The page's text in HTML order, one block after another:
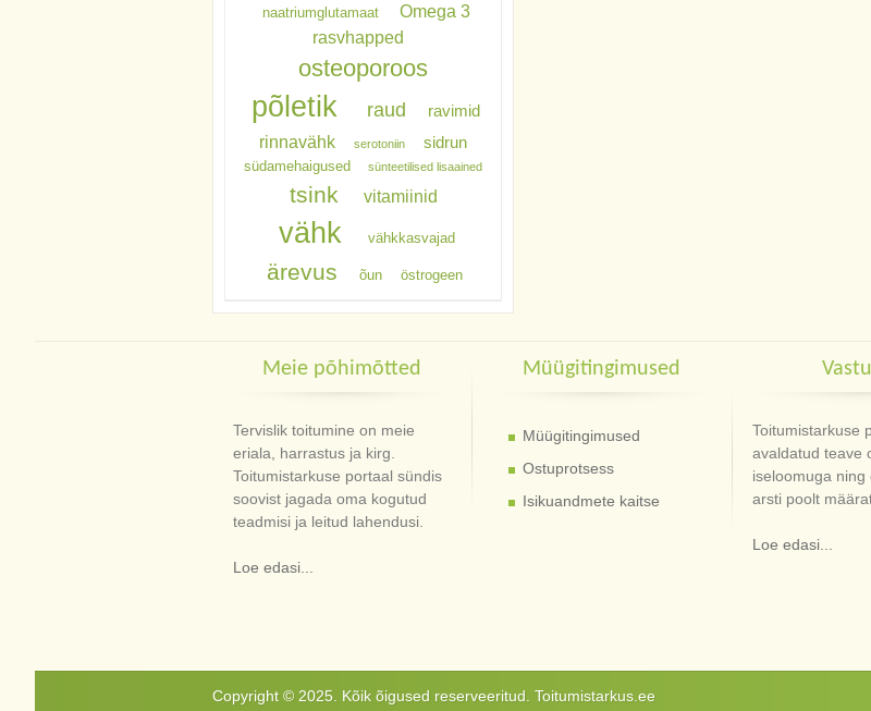
naatriumglutamaat
Omega 3
rasvhapped
osteoporoos
põletik raud ravimid
rinnavähk serotoniin sidrun
südamehaigused sünteetilised lisaained
tsink vitamiinid
vähk vähkkasvajad
ärevus õun östrogeen
Meie põhimõtted
Tervislik toitumine on meie
eriala, harrastus ja kirg.
Toitumistarkuse portaal sündis
soovist jagada oma kogutud
teadmisi ja leitud lahendusi.
Loe edasi...
Müügitingimused
Müügitingimused
Ostuprotsess
Isikuandmete kaitse
Toitumistarkuse
avaldatud teave
iseloomuga ning
arsti poolt
Loe edasi...
Copyright © 2025. Kõik õigused reserveeritud. Toitumistarkus.ee